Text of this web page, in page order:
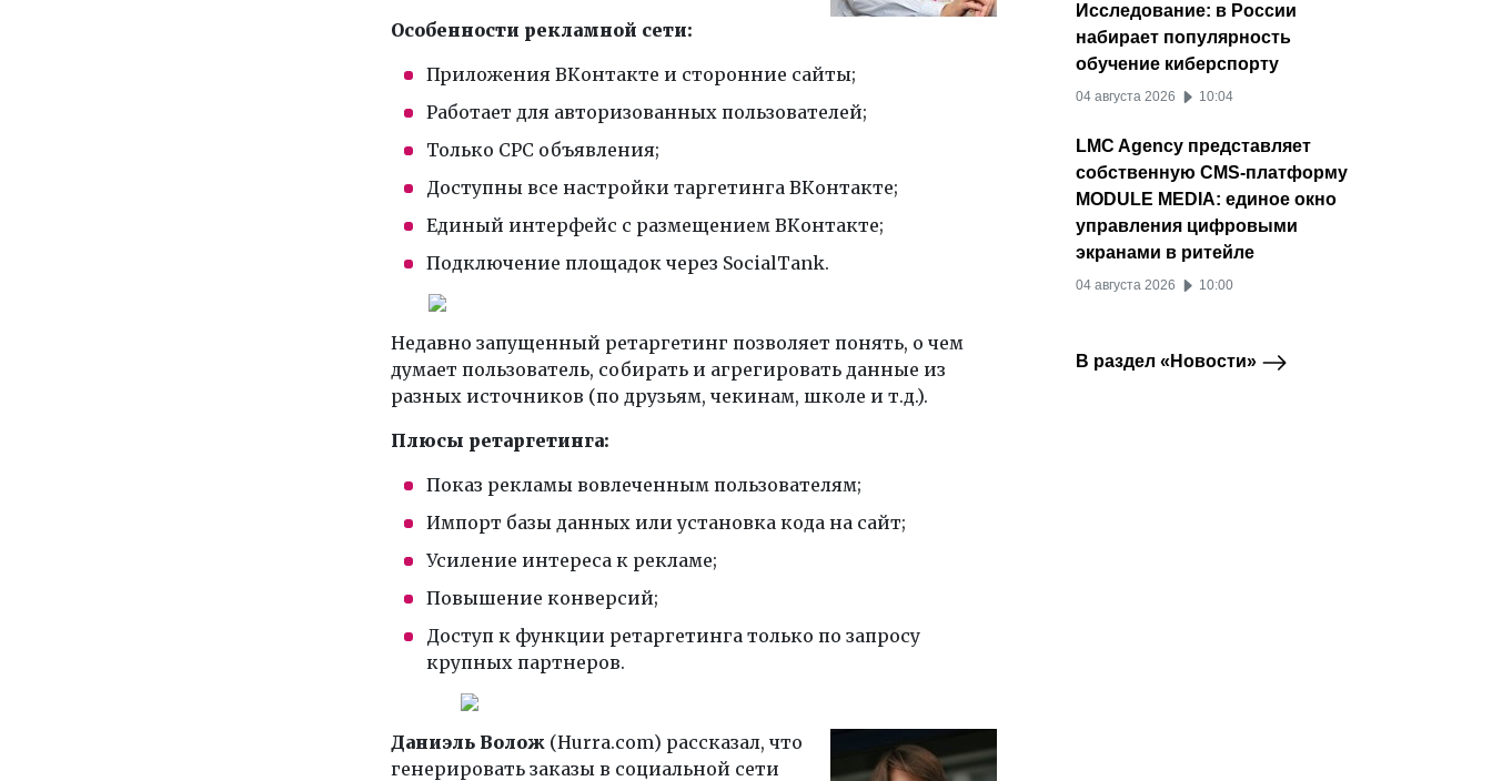
Особенности рекламной сети:
Приложения ВКонтакте и сторонние сайты;
Работает для авторизованных пользователей;
Только CPC объявления;
Доступны все настройки таргетинга ВКонтакте;
Единый интерфейс с размещением ВКонтакте;
Подключение площадок через SocialTank.
Недавно запущенный ретаргетинг позволяет понять, о чем
думает пользователь, собирать и агрегировать данные из
разных источников (по друзьям, чекинам, школе и т.д.).
Плюсы ретаргетинга:
Показ рекламы вовлеченным пользователям;
Импорт базы данных или установка кода на сайт;
Усиление интереса к рекламе;
Повышение конверсий;
Доступ к функции ретаргетинга только по запросу
крупных партнеров.
Даниэль Волож (Hurra.com) рассказал, что
генерировать заказы в социальной сети
Исследование: в России
набирает популярность
обучение киберспорту
04 августа 2026 10:04
LMC Agency представляет
собственную CMS-платформу
MODULE MEDIA: единое окно
управления цифровыми
экранами в ритейле
04 августа 2026 10:00
В раздел «Новости»